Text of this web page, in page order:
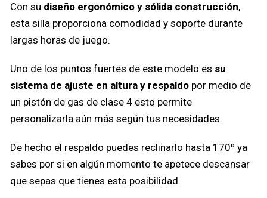
Con su diseño ergonómico y sólida construcción,
esta silla proporciona comodidad y soporte durante
largas horas de juego.
Uno de los puntos fuertes de este modelo es su
sistema de ajuste en altura y respaldo por medio de
un pistón de gas de clase 4 esto permite
personalizarla aún más según tus necesidades.
De hecho el respaldo puedes reclinarlo hasta 170º ya
sabes por si en algún momento te apetece descansar
que sepas que tienes esta posibilidad.